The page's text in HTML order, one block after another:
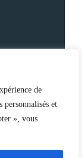
de
personnalisés et
», vous